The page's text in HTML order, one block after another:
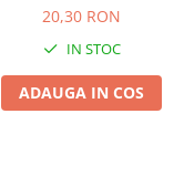
20,30 RON
IN STOC
ADAUGA IN COS